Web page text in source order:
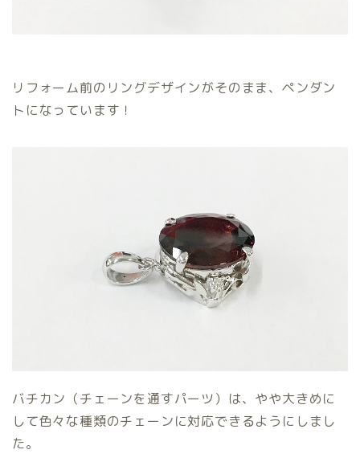
リフォーム前のリングデザインがそのまま、ペンダン
トになっています！
バチカン（チェーンを通すパーツ）は、やや大きめに
して色々な種類のチェーンに対応できるようにしまし
た。